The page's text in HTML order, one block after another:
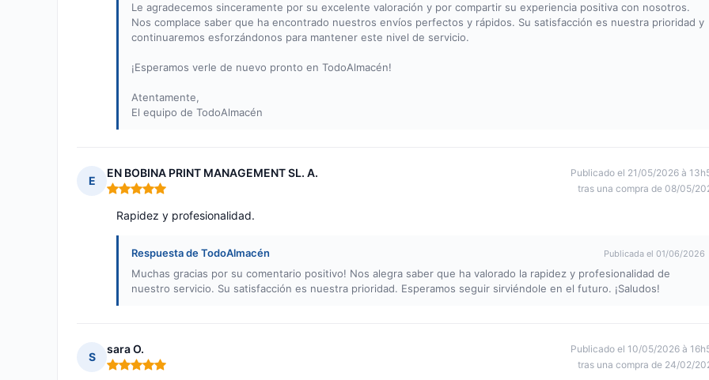
Le agradecemos sinceramente por su excelente valoración y por compartir su experiencia positiva con nosotros.
Nos complace saber que ha encontrado nuestros envíos perfectos y rápidos. Su satisfacción es nuestra prioridad y
continuaremos esforzándonos para mantener este nivel de servicio.
¡Esperamos verle de nuevo pronto en TodoAlmacén!
Atentamente,
El equipo de TodoAlmacén
E
EN BOBINA PRINT MANAGEMENT SL. A.
Nota: 5 de 5
Publicado el 21/05/2026 à
tras una compra de 08/05/
Rapidez y profesionalidad.
Respuesta de TodoAlmacén Publicada el 01/06/2026
Muchas gracias por su comentario positivo! Nos alegra saber que ha valorado la rapidez y profesionalidad de
nuestro servicio. Su satisfacción es nuestra prioridad. Esperamos seguir sirviéndole en el futuro. ¡Saludos!
S
sara O.
Nota: 5 de 5
Publicado el 10/05/2026 à
tras una compra de 24/02/